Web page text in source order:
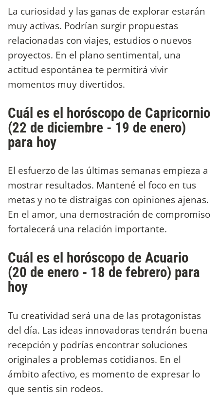
La curiosidad y las ganas de explorar estarán
muy activas. Podrían surgir propuestas
relacionadas con viajes, estudios o nuevos
proyectos. En el plano sentimental, una
actitud espontánea te permitirá vivir
momentos muy divertidos.
Cuál es el horóscopo de Capricornio
(22 de diciembre - 19 de enero)
para hoy
El esfuerzo de las últimas semanas empieza a
mostrar resultados. Mantené el foco en tus
metas y no te distraigas con opiniones ajenas.
En el amor, una demostración de compromiso
fortalecerá una relación importante.
Cuál es el horóscopo de Acuario
(20 de enero - 18 de febrero) para
hoy
Tu creatividad será una de las protagonistas
del día. Las ideas innovadoras tendrán buena
recepción y podrías encontrar soluciones
originales a problemas cotidianos. En el
ámbito afectivo, es momento de expresar lo
que sentís sin rodeos.